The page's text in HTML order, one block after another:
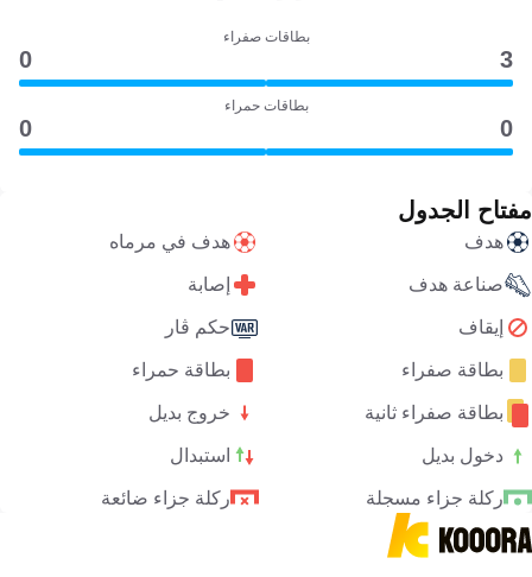
بطاقات صفراء
3
0
بطاقات حمراء
0
0
مفتاح الجدول
هدف هدف في مرماه
صناعة هدف إصابة
إيقاف حكم ڤار
بطاقة صفراء بطاقة حمراء
بطاقة صفراء ثانية خروج بديل
دخول بديل استبدال
ركلة جزاء مسجلة ركلة جزاء ضائعة